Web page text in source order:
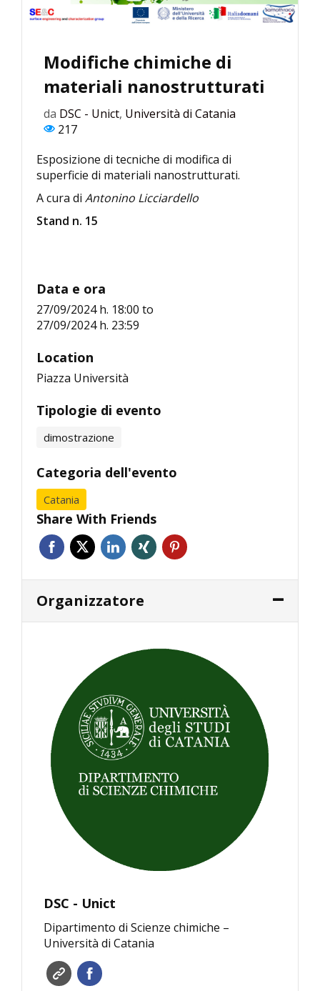
Modifiche chimiche di
materiali nanostrutturati
da DSC - Unict, Università di Catania
217
Esposizione di tecniche di modifica di
superficie di materiali nanostrutturati.
A cura di Antonino Licciardello
Stand n. 15
Data e ora
27/09/2024 h. 18:00 to
27/09/2024 h. 23:59
Location
Piazza Università
Tipologie di evento
dimostrazione
Categoria dell'evento
Catania
Share With Friends
Organizzatore
DSC - Unict
Dipartimento di Scienze chimiche –
Università di Catania